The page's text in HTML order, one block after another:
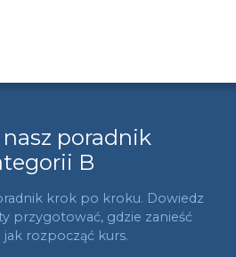
poradnik
B
krok po kroku. Dowiedz
przygotować, gdzie zanieść
jak rozpocząć kurs.